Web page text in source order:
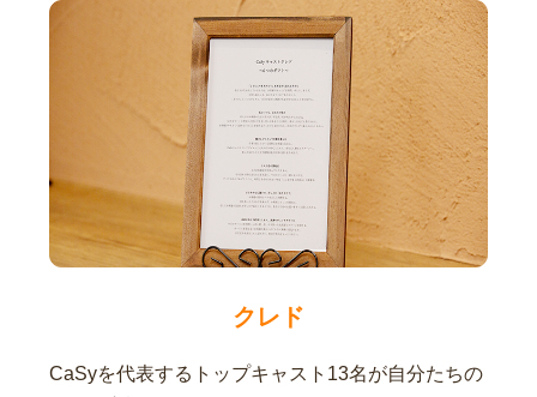
クレド
CaSyを代表するトップキャスト13名が自分たちの